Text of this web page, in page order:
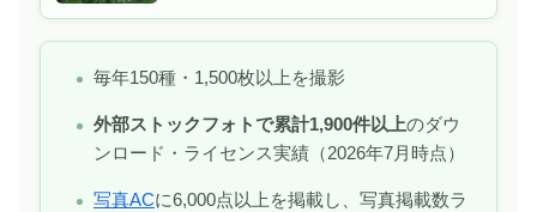
毎年150種・1,500枚以上を撮影
外部ストックフォトで累計1,900件以上のダウ
ンロード・ライセンス実績（2026年7月時点）
写真ACに6,000点以上を掲載し、写真掲載数ラ